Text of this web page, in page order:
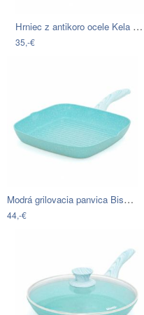
Hrniec z antikoro ocele Kela Cailin, ø…
35,-€
Modrá grilovacia panvica Bisetti Miss…
44,-€